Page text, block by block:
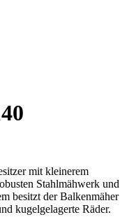
mit kleinerem
Stahlmähwerk und
besitzt der Balkenmäher
kugelgelagerte Räder.